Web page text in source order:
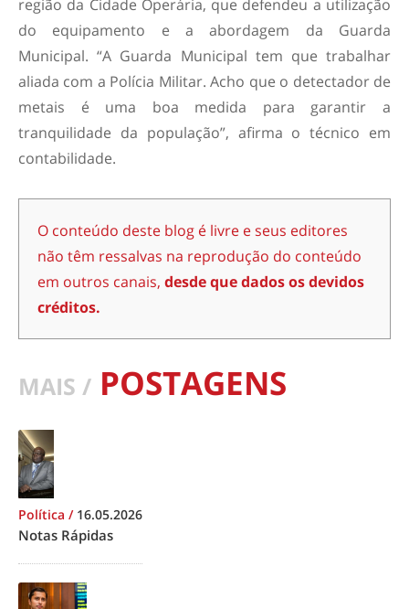
região da Cidade Operária, que defendeu a utilização
do equipamento e a abordagem da Guarda
Municipal. “A Guarda Municipal tem que trabalhar
aliada com a Polícia Militar. Acho que o detectador de
metais é uma boa medida para garantir a
tranquilidade da população”, afirma o técnico em
contabilidade.
O conteúdo deste blog é livre e seus editores
não têm ressalvas na reprodução do conteúdo
em outros canais, desde que dados os devidos
créditos.
MAIS / POSTAGENS
Política / 16.05.2026
Notas Rápidas